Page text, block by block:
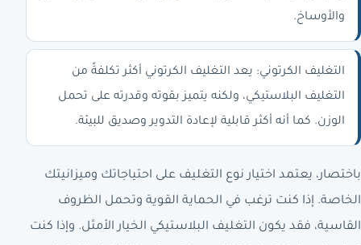
والأوساخ.
التغليف الكرتوني: يعد التغليف الكرتوني أكثر تكلفةً من
التغليف البلاستيكي، ولكنه يتميز بقوته وقدرته على تحمل
الوزن. كما أنه أكثر قابلية لإعادة التدوير وصديق للبيئة.
باختصار، يعتمد اختيار نوع التغليف على احتياجاتك وميزانيتك
الخاصة. إذا كنت ترغب في الحماية القوية وتحمل الظروف
القاسية، فقد يكون التغليف البلاستيكي الخيار الأمثل. وإذا كنت